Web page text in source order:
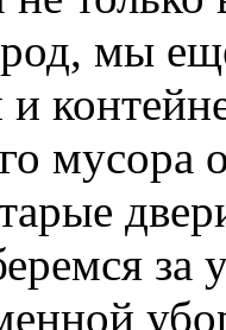
мы
мусора
за